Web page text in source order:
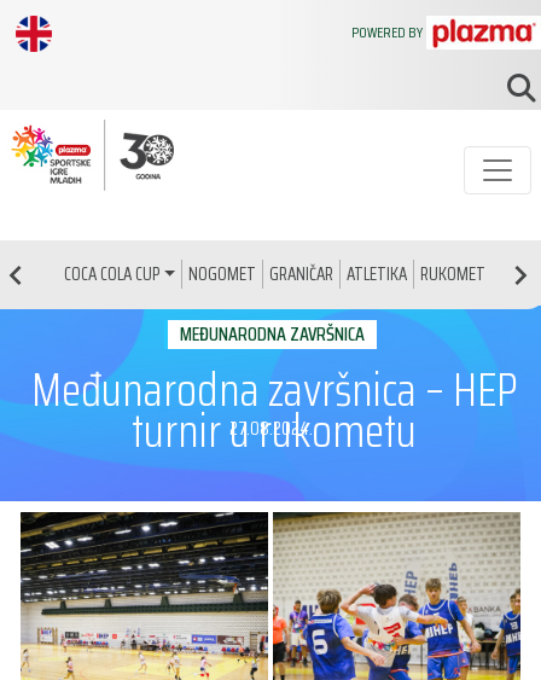
COCA COLA CUP NOGOMET GRANIČAR ATLETIKA RUKOMET
POWERED BY
MEĐUNARODNA ZAVRŠNICA
Međunarodna završnica – HEP
turnir u rukometu
27.08.2024.